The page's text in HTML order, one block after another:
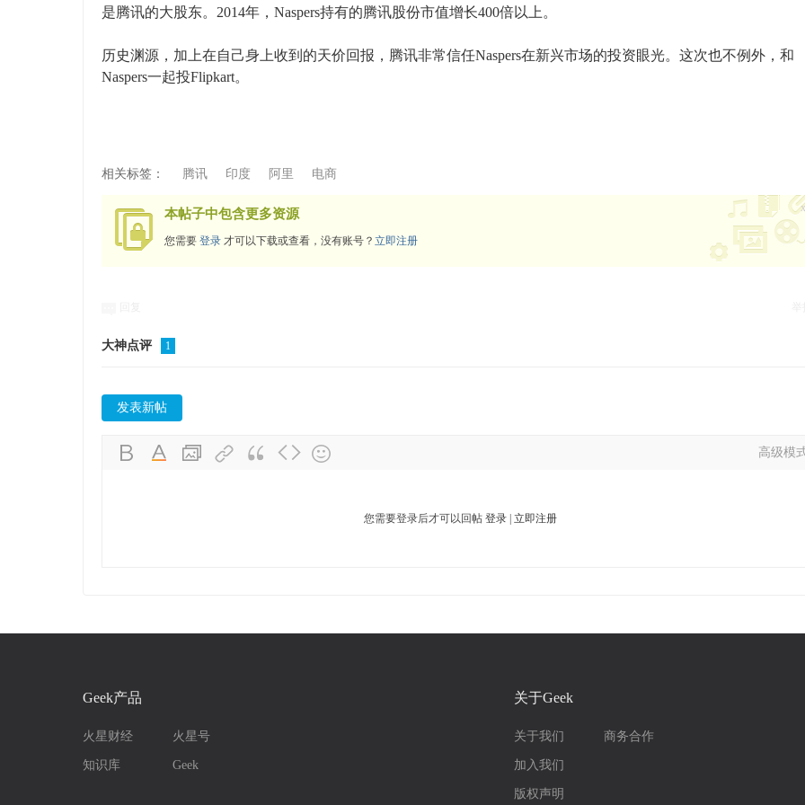
是腾讯的大股东。2014年，Naspers持有的腾讯股份市值增长400倍以上。
历史渊源，加上在自己身上收到的天价回报，腾讯非常信任Naspers在新兴市场的投资眼光。这次也不例外，和
Naspers一起投Flipkart。
相关标签： 腾讯 印度 阿里 电商
本帖子中包含更多资源
您需要 登录 才可以下载或查看，没有账号？ 立即注册
x
大神点评 1
发表新帖
高级模
您需要登录后才可以回帖 登录| 立即注册
Geek产品
火星财经 火星号
知识库 Geek
关于Geek
关于我们
加入我们
版权声明
商务合作